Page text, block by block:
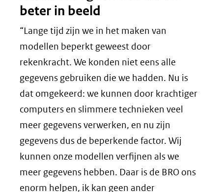
beter in beeld
“Lange tijd zijn we in het maken van
modellen beperkt geweest door
rekenkracht. We konden niet eens alle
gegevens gebruiken die we hadden. Nu is
dat omgekeerd: we kunnen door krachtiger
computers en slimmere technieken veel
meer gegevens verwerken, en nu zijn
gegevens dus de beperkende factor. Wij
kunnen onze modellen verfijnen als we
meer gegevens hebben. Daar is de BRO ons
enorm helpen, ik kan geen ander